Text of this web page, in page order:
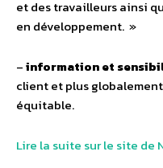
et des travailleurs ainsi
en développement. »
–information et
client et plus
équitable.
Lire la suite sur le site de